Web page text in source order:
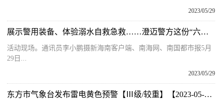
2023/05/29
展示警用装备、体验溺水自救急救……澄迈警方这份“六一”儿童节礼物叫“平安”
活动现场。通讯员李小鹏摄新海南客户端、南海网、南国都市报5月
29日...
2023/05/29
东方市气象台发布雷电黄色预警【Ⅲ级/较重】【2023-05-29】